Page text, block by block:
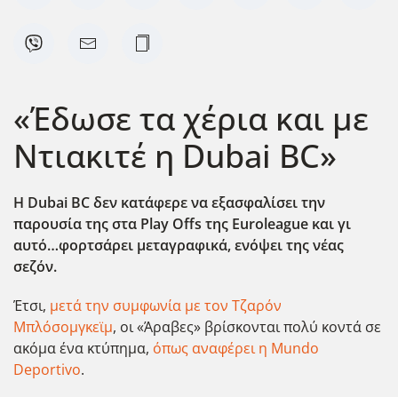
«Έδωσε τα χέρια και με
Ντιακιτέ η Dubai BC»
Η Dubai BCδεν κατάφερε να εξασφαλίσει την
παρουσία της στα Play Offs της Euroleague και γι
αυτό…φορτσάρει μεταγραφικά, ενόψει της νέας
σεζόν.
Έτσι, μετά την συμφωνία με τον Τζαρόν
Μπλόσομγκεϊμ, οι «Άραβες» βρίσκονται πολύ κοντά σε
ακόμα ένα κτύπημα, όπως αναφέρει η Mundo
Deportivo.